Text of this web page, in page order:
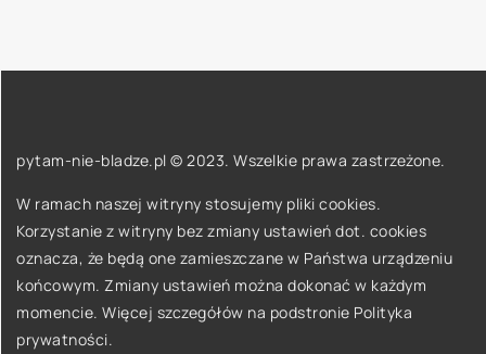
pytam-nie-bladze.pl © 2023. Wszelkie prawa zastrzeżone.
W ramach naszej witryny stosujemy pliki cookies.
Korzystanie z witryny bez zmiany ustawień dot. cookies
oznacza, że będą one zamieszczane w Państwa urządzeniu
końcowym. Zmiany ustawień można dokonać w każdym
momencie. Więcej szczegółów na podstronie Polityka
prywatności.